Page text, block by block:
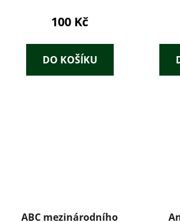
100 Kč
DO KOŠÍKU
ABC mezinárodního